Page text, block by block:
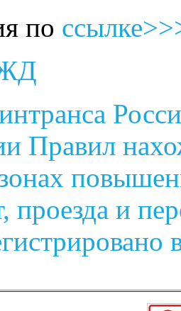
по
Правил
проезда и